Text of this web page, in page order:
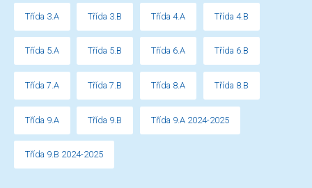
Třída 3.A Třída 3.B Třída 4.A Třída 4.B
Třída 5.A Třída 5.B Třída 6.A Třída 6.B
Třída 7.A Třída 7.B Třída 8.A Třída 8.B
Třída 9.A Třída 9.B Třída 9.A 2024-2025
Třída 9.B 2024-2025